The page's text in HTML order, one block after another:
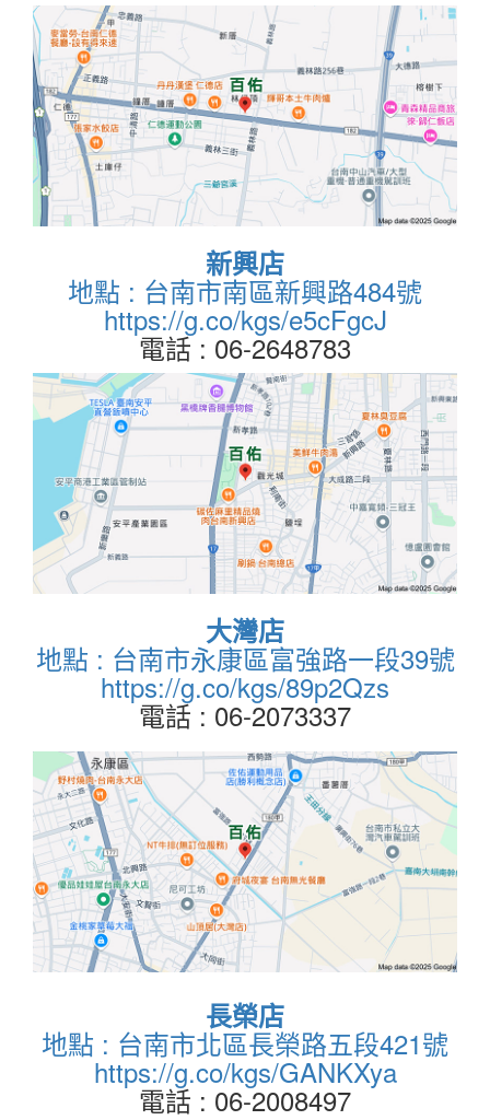
新興店
地點 : 台南市南區新興路484號
https://g.co/kgs/e5cFgcJ
電話 : 06-2648783
大灣店
地點 : 台南市永康區富強路一段39號
https://g.co/kgs/89p2Qzs
電話 : 06-2073337
長榮店
地點 : 台南市北區長榮路五段421號
https://g.co/kgs/GANKXya
電話 : 06-2008497